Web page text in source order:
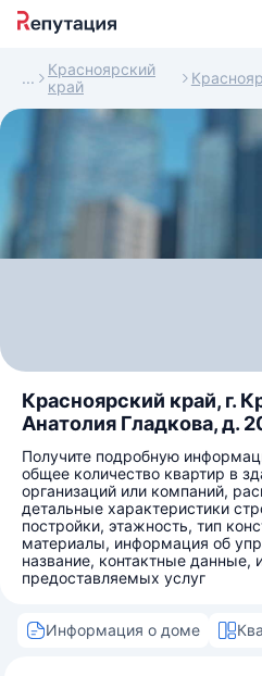
Красноярский
край
Красноярский край, г.
Анатолия Гладкова, д.
Получите подробную
общее количество квартир в
организаций или компаний,
детальные характеристики
постройки, этажность, тип
материалы, информация об
название, контактные данные,
предоставляемых услуг
Информация о доме